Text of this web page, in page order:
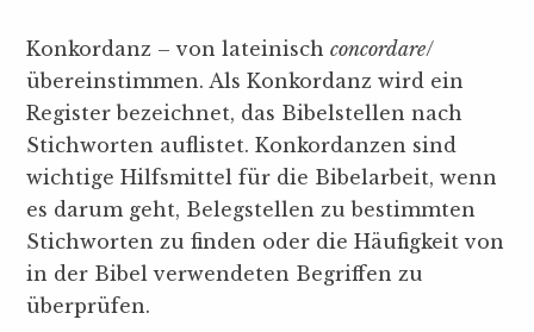
Konkordanz – von lateinischconcordare/
übereinstimmen. Als Konkordanz wird ein
Register bezeichnet, das Bibelstellen nach
Stichworten auflistet. Konkordanzen sind
wichtige Hilfsmittel für die Bibelarbeit, wenn
es darum geht, Belegstellen zu bestimmten
Stichworten zu finden oder die Häufigkeit von
in der Bibel verwendeten Begriffen zu
überprüfen.